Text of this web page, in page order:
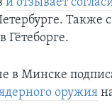
Также с
Гётеборге.
в Минске
оружия